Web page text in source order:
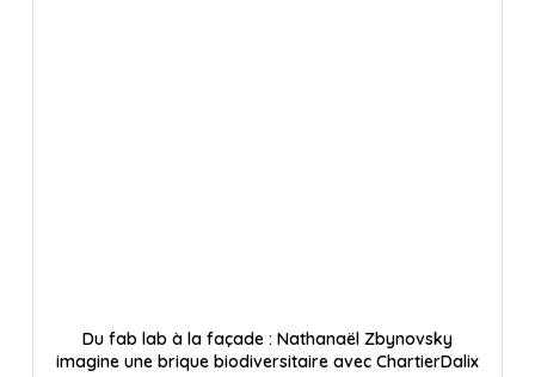
Du fab lab à la façade : Nathanaël Zbynovsky
imagine une brique biodiversitaire avec ChartierDalix